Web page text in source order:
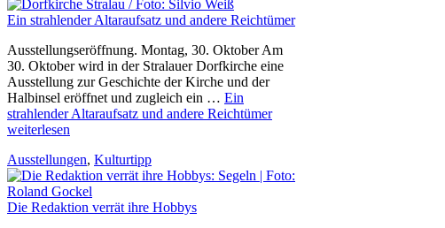
Ein strahlender Altaraufsatz und andere Reichtümer
Ausstellungseröffnung. Montag, 30. Oktober Am
30. Oktober wird in der Stralauer Dorfkirche eine
Ausstellung zur Geschichte der Kirche und der
Halbinsel eröffnet und zugleich ein … Ein
strahlender Altaraufsatz und andere Reichtümer
weiterlesen
Ausstellungen, Kulturtipp
Die Redaktion verrät ihre Hobbys